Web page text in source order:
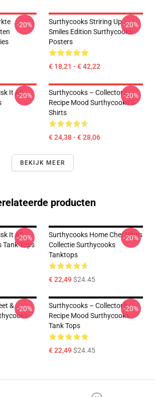
-20%
Surthycooks Striring Up
Smiles Edition Surthycooks
Posters
€ 18,21 - € 42,22
-20%
It All-20%
Surthycooks – Collector’s
Recipe Mood Surthycooks T-
Shirts
€ 24,38 - € 28,06
-20%
BEKIJK MEER
producten
It All
Tank Tops
-20%
Surthycooks Home Chef Vibes
Collectie Surthycooks
Tanktops
€ 22,49$24.45
-20%
& -20%
Surthycooks – Collector’s
Recipe Mood Surthycooks
Tank Tops
€ 22,49$24.45
-20%